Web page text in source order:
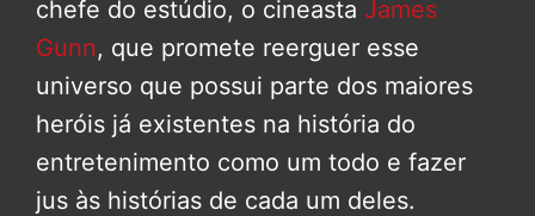
chefe do estúdio, o cineasta James
Gunn, que promete reerguer esse
universo que possui parte dos maiores
heróis já existentes na história do
entretenimento como um todo e fazer
jus às histórias de cada um deles.